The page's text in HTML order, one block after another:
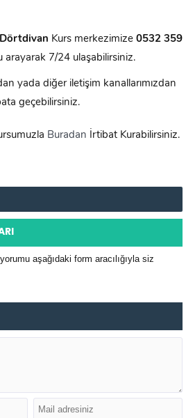
Dörtdivan Kurs merkezimize 0532 359
arayarak 7/24 ulaşabilirsiniz.
yada diğer iletişim kanallarımızdan
geçebilirsiniz.
Buradan İrtibat Kurabilirsiniz.
aşağıdaki form aracılığıyla siz